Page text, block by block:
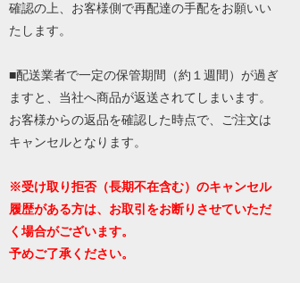
確認の上、お客様側で再配達の手配をお願いい
たします。
■配送業者で一定の保管期間（約１週間）が過ぎ
ますと、当社へ商品が返送されてしまいます。
お客様からの返品を確認した時点で、ご注文は
キャンセルとなります。
※受け取り拒否（長期不在含む）のキャンセル
履歴がある方は、お取引をお断りさせていただ
く場合がございます。
予めご了承ください。